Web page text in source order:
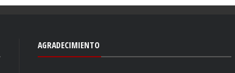
AGRADECIMIENTO